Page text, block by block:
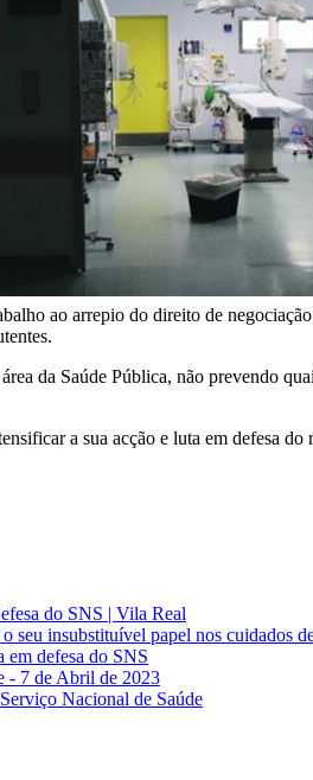
ao arrepio do direito de
da Saúde Pública, não prevendo
a sua acção e luta em defesa
do SNS | Vila Real
seu insubstituível papel nos cuidados
em defesa do SNS
- 7 de Abril de 2023
Nacional de Saúde